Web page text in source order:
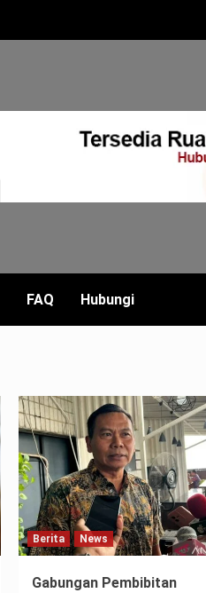
FAQ Hubungi
Berita News
Gabungan Pembibitan